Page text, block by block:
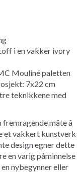
i en vakker ivory
Mouliné paletten
7x22 cm
teknikkene med
fremragende måte å
et vakkert kunstverk
design egner dette
en varig påminnelse
nybegynner eller